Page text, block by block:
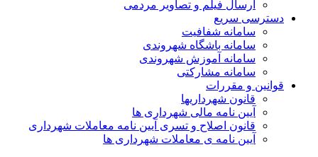
ارسال فیلم و تصاویر مردمی
دسترسی سریع
سامانه شفافیت
سامانه باشگاه شهروندی
سامانه آموزش شهروندی
سامانه مشارکتی
قوانین و مقررات
قانون شهرداریها
آیین نامه مالی شهرداری ها
قانون اصلاح و تسری آیین نامه معاملات شهرداری
آیین نامه ی معاملات شهرداری ها